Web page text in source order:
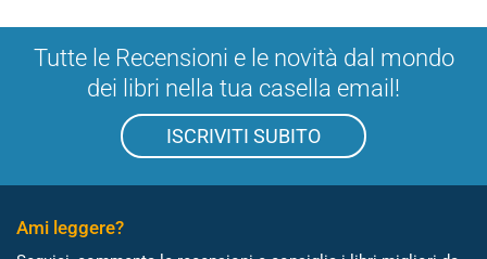
Tutte le Recensioni e le novità dal mondo
dei libri nella tua casella email!
ISCRIVITI SUBITO
Ami leggere?